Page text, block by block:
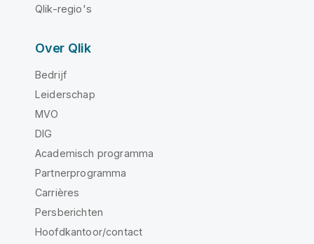
Qlik-regio's
Over Qlik
Bedrijf
Leiderschap
MVO
DIG
Academisch programma
Partnerprogramma
Carrières
Persberichten
Hoofdkantoor/contact